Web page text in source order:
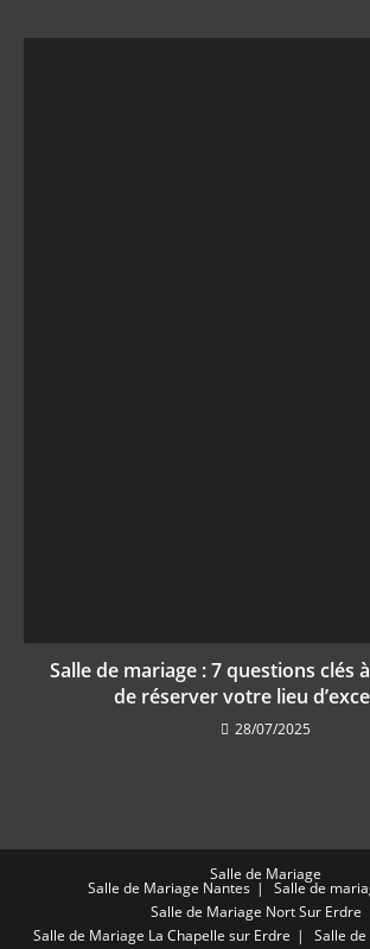
Salle de mariage : 7 questions clés
de réserver votre lieu
28/07/2025
Salle de Mariage
Salle de Mariage Nantes
Salle de
Salle de Mariage Nort Sur Erdre
Salle de Mariage La Chapelle sur Erdre
Salle